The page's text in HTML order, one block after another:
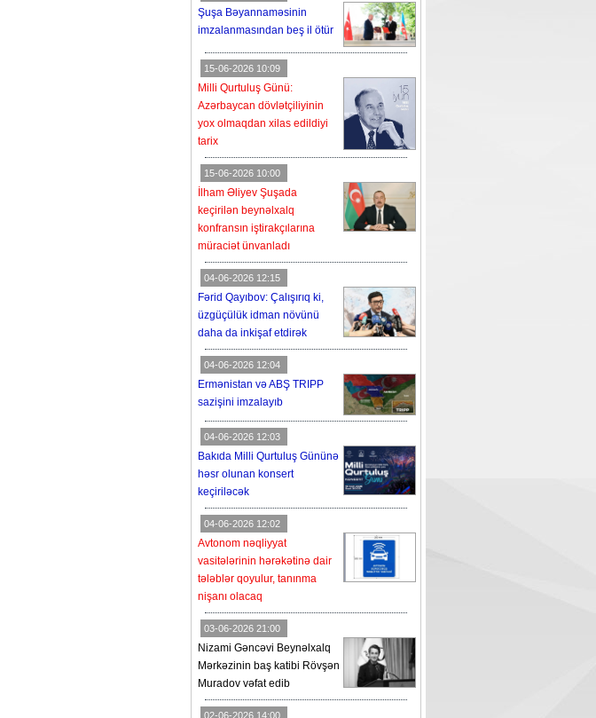
Şuşa Bəyannaməsinin
imzalanmasından beş il ötür
15-06-2026 10:09
Milli Qurtuluş Günü:
Azərbaycan dövlətçiliyinin
yox olmaqdan xilas edildiyi
tarix
15-06-2026 10:00
İlham Əliyev Şuşada
keçirilən beynəlxalq
konfransın iştirakçılarına
müraciət ünvanladı
04-06-2026 12:15
Fərid Qayıbov: Çalışırıq ki,
üzgüçülük idman növünü
daha da inkişaf etdirək
04-06-2026 12:04
Ermənistan və ABŞ TRIPP
sazişini imzalayıb
04-06-2026 12:03
Bakıda Milli Qurtuluş Gününə
həsr olunan konsert
keçiriləcək
04-06-2026 12:02
Avtonom nəqliyyat
vasitələrinin hərəkətinə dair
tələblər qoyulur, tanınma
nişanı olacaq
03-06-2026 21:00
Nizami Gəncəvi Beynəlxalq
Mərkəzinin baş katibi Rövşən
Muradov vəfat edib
02-06-2026 14:00